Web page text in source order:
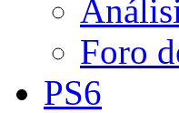
Foro
PS6